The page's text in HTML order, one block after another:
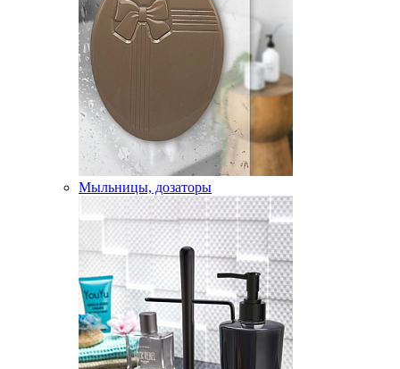
Мыльницы, дозаторы